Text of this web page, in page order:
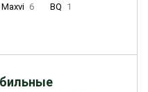
Maxvi 6 BQ 1